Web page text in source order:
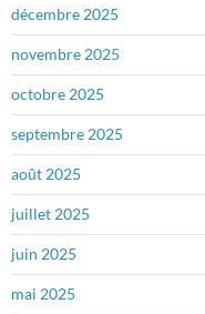
décembre 2025
novembre 2025
octobre 2025
septembre 2025
août 2025
juillet 2025
juin 2025
mai 2025